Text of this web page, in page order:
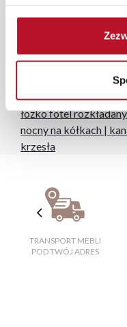
Zdjęcia produktów
Rzeczywiste kolory i
się od widocznych na
Popularne wyszukania:
łóżko fotel rozkładany
nocny na kółkach |
krzesła
TRANSPORT MEBLI
POD TWÓJ ADRES